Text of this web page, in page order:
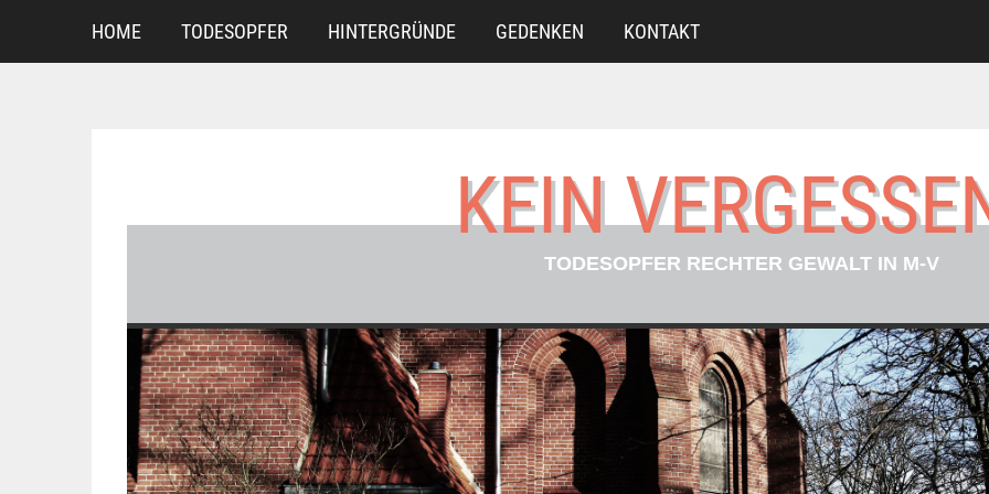
content
HOME TODESOPFER HINTERGRÜNDE GEDENKEN KONTAKT
KEIN
TODESOPFER RECHTER GEWALT IN M-V